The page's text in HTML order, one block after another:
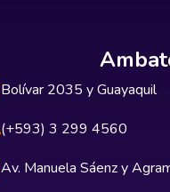
Bolívar 2035 y Guayaquil
(+593) 3 299 4560
Av. Manuela Sáenz y